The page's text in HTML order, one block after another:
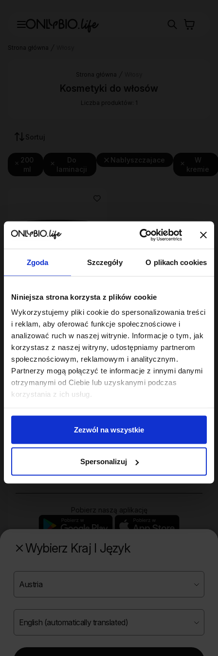
Zgoda Szczegóły O plikach cookies
Niniejsza strona korzysta z plików cookie
Wykorzystujemy pliki cookie do spersonalizowania treści
i reklam, aby oferować funkcje społecznościowe i
analizować ruch w naszej witrynie. Informacje o tym, jak
korzystasz z naszej witryny, udostępniamy partnerom
społecznościowym, reklamowym i analitycznym.
Partnerzy mogą połączyć te informacje z innymi danymi
otrzymanymi od Ciebie lub uzyskanymi podczas
korzystania z ich usług.
Zezwól na wszystkie
Spersonalizuj
Wybierz Kraj I Język
Strona główna
Strona główna
Kosmetyki do włosów
Liczba produktów: 1
Sortuj
200
ml
Do
laminacji
Nablyszczajace
W
kremie
Maska do laminacji
22,49 zł
Najniższa cena z 30 dni przed
Sklep
Twoje konto
Pobierz naszą aplikację
Poznaj naszą drugą markę